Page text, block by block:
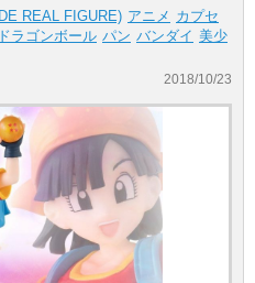
REAL FIGURE) アニメ カプセ
ドラゴンボール パン バンダイ 美少
2018/10/23